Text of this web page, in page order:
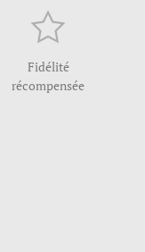
Fidélité
récompensée